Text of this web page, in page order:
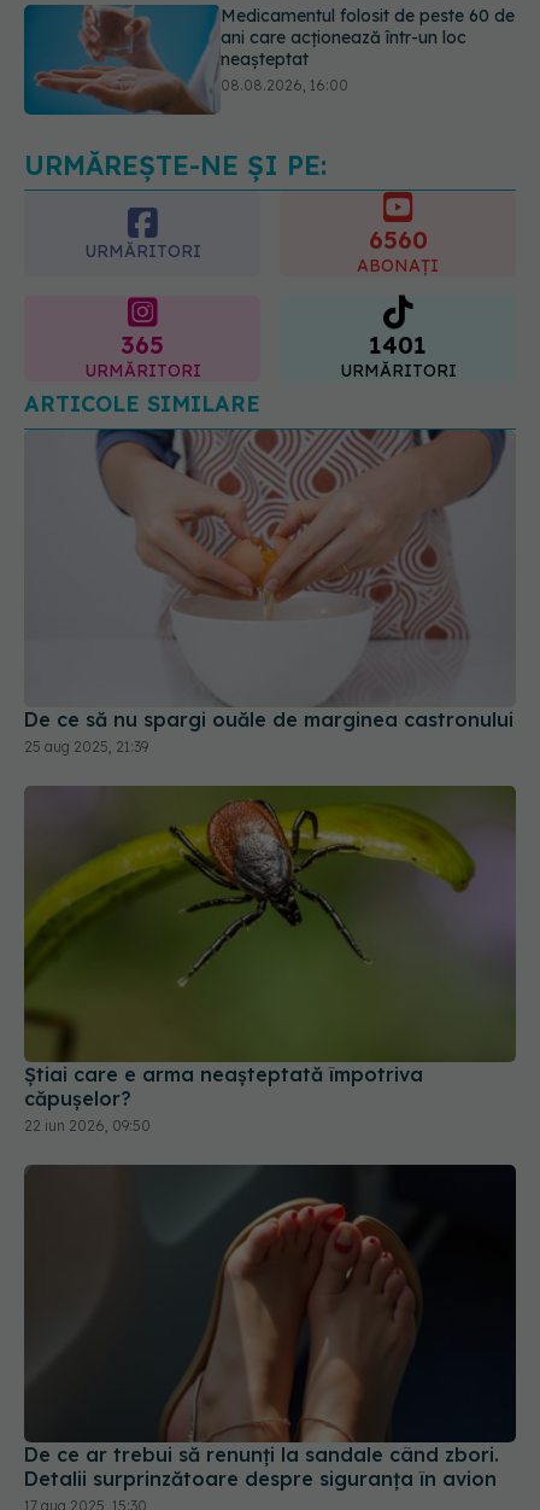
Transpirații nocturne: semnul ignorat
care poate ascunde probleme
serioase de sănătate
URMĂREȘTE-NE ȘI PE:
URMĂRITORI 6560
ABONAȚI
365
URMĂRITORI
1401
URMĂRITORI
ARTICOLE SIMILARE
De ce să nu spargi ouăle de marginea castronului
25 aug 2025, 21:39
Știai care e arma neașteptată împotriva
căpușelor?
22 iun 2026, 09:50
De ce ar trebui să renunți la sandale când zbori.
Detalii surprinzătoare despre siguranța în avion
17 aug 2025, 15:30